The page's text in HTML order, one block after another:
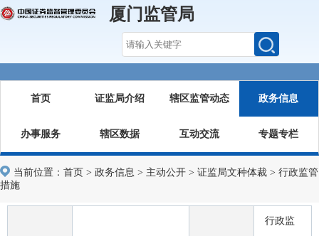
厦门监管局
首页 证监局介绍 辖区监管动态 政务信息
办事服务 辖区数据 互动交流 专题专栏
当前位置： 首页 > 政务信息 > 主动公开 > 证监局文种体裁 > 行政监管
措施
行政监